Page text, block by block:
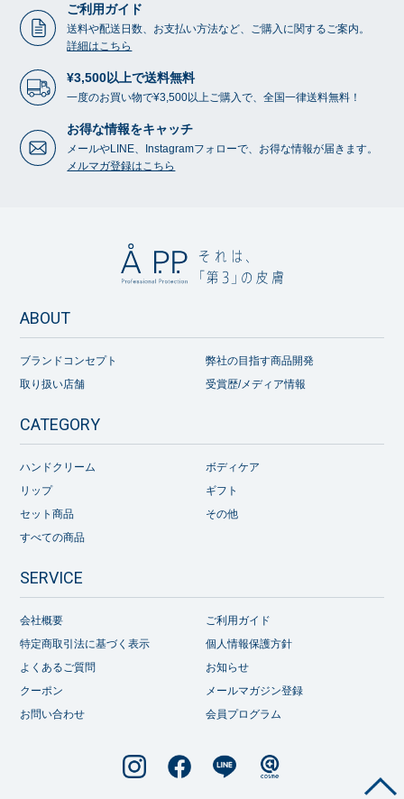
ご利用ガイド
送料や配送日数、お支払い方法など、ご購入に関するご案内。
詳細はこちら
¥3,500以上で送料無料
一度のお買い物で¥3,500以上ご購入で、全国一律送料無料！
お得な情報をキャッチ
メールやLINE、Instagramフォローで、お得な情報が届きます。
メルマガ登録はこちら
ABOUT
ブランドコンセプト
弊社の目指す商品開発
取り扱い店舗
受賞歴/メディア情報
CATEGORY
ハンドクリーム
ボディケア
リップ
ギフト
セット商品
その他
すべての商品
SERVICE
会社概要
ご利用ガイド
特定商取引法に基づく表示
個人情報保護方針
よくあるご質問
お知らせ
クーポン
メールマガジン登録
お問い合わせ
会員プログラム